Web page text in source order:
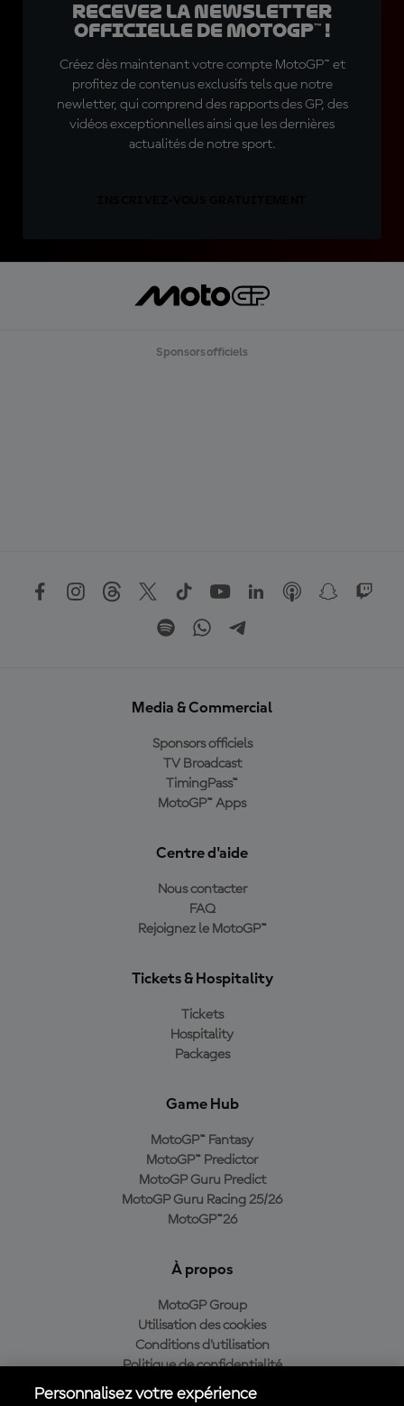
Recevez la Newsletter
officielle de MotoGP™ !
Créez dès maintenant votre compte MotoGP™ et
profitez de contenus exclusifs tels que notre
newletter, qui comprend des rapports des GP, des
vidéos exceptionnelles ainsi que les dernières
actualités de notre sport.
Sponsors officiels
Media & Commercial
Sponsors officiels
TV Broadcast
TimingPass™
MotoGP™ Apps
Centre d'aide
Nous contacter
FAQ
Rejoignez le MotoGP™
Tickets & Hospitality
Tickets
Hospitality
Packages
Game Hub
MotoGP™ Fantasy
MotoGP™ Predictor
MotoGP Guru Predict
MotoGP Guru Racing 25/26
MotoGP™26
À propos
MotoGP Group
Utilisation des cookies
Conditions d'utilisation
Politique de confidentialité
Politique d’achat
Personnalisez votre expérience